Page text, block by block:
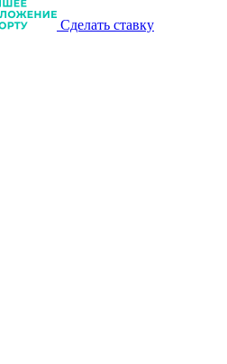
Сделать ставку